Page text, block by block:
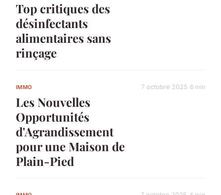
Top critiques des
désinfectants
alimentaires sans
rinçage
IMMO
Les Nouvelles
Opportunités
d'Agrandissement
pour une Maison de
Plain-Pied
7 octobre 2025 6 min